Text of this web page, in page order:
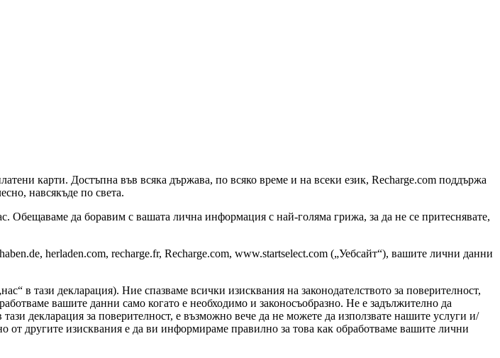
карти. Достъпна във всяка държава, по всяко време и на всеки език, Recharge.com поддържа
навсякъде по света.
да боравим с вашата лична информация с най-голяма грижа, за да не се притеснявате,
herladen.com, recharge.fr, Recharge.com, www.startselect.com („Уебсайт“), вашите лични данни
в тази декларация). Ние спазваме всички изисквания на законодателството за поверителност,
вашите данни само когато е необходимо и законосъобразно. Не е задължително да
декларация за поверителност, е възможно вече да не можете да използвате нашите услуги и/
другите изисквания е да ви информираме правилно за това как обработваме вашите лични